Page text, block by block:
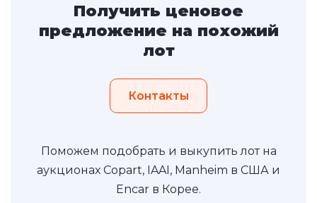
Получить ценовое
предложение на похожий
лот
Контакты
Поможем подобрать и выкупить лот на
аукционах Copart, IAAI, Manheim в США и
Encar в Корее.